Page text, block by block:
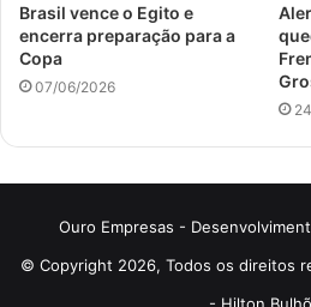
Brasil vence o Egito e
encerra preparação para a
Copa
07/06/2026
Ouro Empresas -
© Copyright 2026, Todos os direitos
- Hilton